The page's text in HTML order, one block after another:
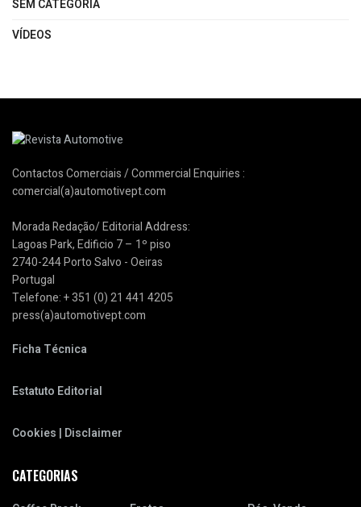
SEM CATEGORIA
VÍDEOS
Contactos Comerciais / Commercial Enquiries :
comercial(a)automotivept.com
Morada Redação/ Editorial Address:
Lagoas Park, Edificio 7 – 1º piso
2740-244 Porto Salvo - Oeiras
Portugal
Telefone: + 351 (0) 21 441 4205
press(a)automotivept.com
Ficha Técnica
Estatuto Editorial
Cookies | Disclaimer
CATEGORIAS